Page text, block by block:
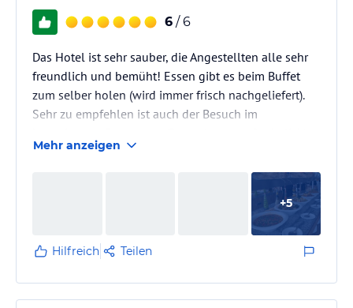
6 / 6
Das Hotel ist sehr sauber, die Angestellten alle sehr
freundlich und bemüht! Essen gibt es beim Buffet
zum selber holen (wird immer frisch nachgeliefert).
Sehr zu empfehlen ist auch der Besuch im
Kurz und knapp: alles perfekt und sehr zu
Mehr anzeigen
+5
Hilfreich Teilen